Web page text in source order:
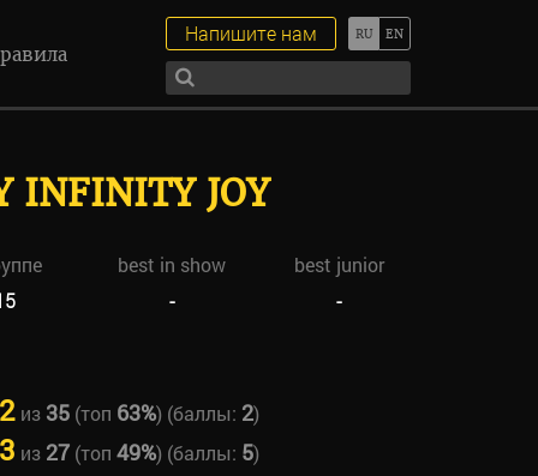
Напишите нам
INFINITY JOY
best in show
best junior
- -
из 35(топ 63%) (баллы: 2)
из 27(топ 49%) (баллы: 5)